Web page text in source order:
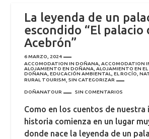
La leyenda de un
escondido “El palacio
Acebrón”
6 MARZO, 2024
ACCOMODATION IN DOÑANA ACCOMODATION
ALOJAMIENTO EN DOÑANA ALOJAMIENTO EN EL
DOÑANA EDUCACIÓN AMBIENTAL EL ROCÍO
RURAL TOURISM SIN CATEGORIZAR
DOÑANATOUR SIN COMENTARIOS
Como en los cuentos de nuestra
historia comienza en un lugar
donde nace la leyenda de un